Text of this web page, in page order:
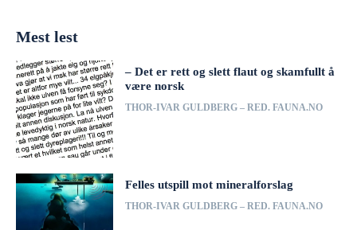
Mest lest
– Det er rett og slett flaut og skamfullt å
være norsk
THOR-IVAR GULDBERG – RED. FAUNA.NO
Felles utspill mot mineralforslag
THOR-IVAR GULDBERG – RED. FAUNA.NO